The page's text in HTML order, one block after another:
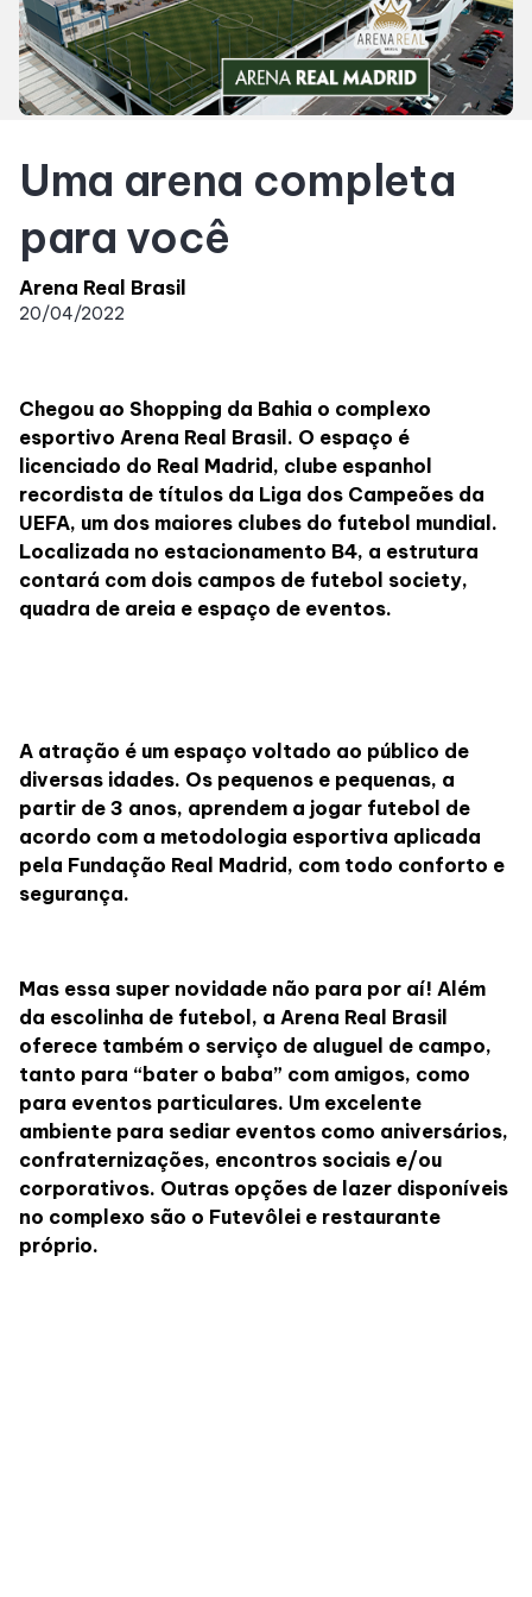
SDB Premium
Horários
Entretenimento
Cinema
Fique por Dentro
Lojas e Restaurantes
Lojas
Alimentação
Programa de benefícios
Uma arena completa
para você
Arena Real Brasil
20/04/2022
Chegou ao Shopping da Bahia o complexo
esportivo Arena Real Brasil. O espaço é
licenciado do Real Madrid, clube espanhol
recordista de títulos da Liga dos Campeões da
UEFA, um dos maiores clubes do futebol mundial.
Localizada no estacionamento B4, a estrutura
contará com dois campos de futebol society,
quadra de areia e espaço de eventos.
A atração é um espaço voltado ao público de
diversas idades. Os pequenos e pequenas, a
partir de 3 anos, aprendem a jogar futebol de
acordo com a metodologia esportiva aplicada
pela Fundação Real Madrid, com todo conforto e
segurança.
Mas essa super novidade não para por aí! Além
da escolinha de futebol, a Arena Real Brasil
oferece também o serviço de aluguel de campo,
tanto para “bater o baba” com amigos, como
para eventos particulares. Um excelente
ambiente para sediar eventos como aniversários,
confraternizações, encontros sociais e/ou
corporativos. Outras opções de lazer disponíveis
no complexo são o Futevôlei e restaurante
próprio.